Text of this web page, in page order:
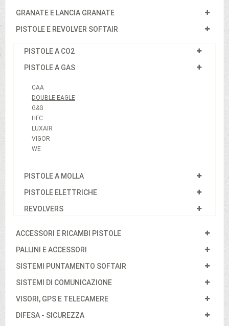
GRANATE E LANCIA GRANATE
PISTOLE E REVOLVER SOFTAIR
PISTOLE A CO2
PISTOLE A GAS
CAA
DOUBLE EAGLE
G&G
HFC
LUXAIR
VIGOR
WE
PISTOLE A MOLLA
PISTOLE ELETTRICHE
REVOLVERS
ACCESSORI E RICAMBI PISTOLE
PALLINI E ACCESSORI
SISTEMI PUNTAMENTO SOFTAIR
SISTEMI DI COMUNICAZIONE
VISORI, GPS E TELECAMERE
DIFESA - SICUREZZA